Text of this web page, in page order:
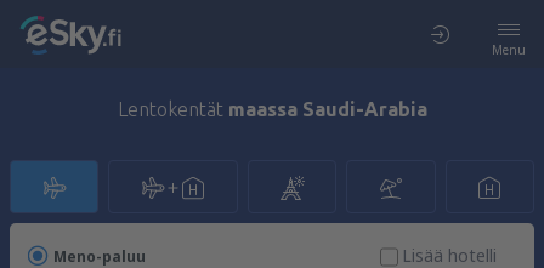
Menu
Lentokentät maassa Saudi-Arabia
Meno-paluu
Lisää hotelli